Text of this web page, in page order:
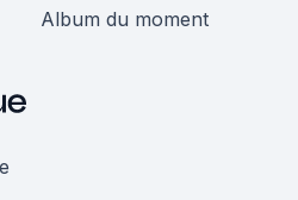
Album du moment